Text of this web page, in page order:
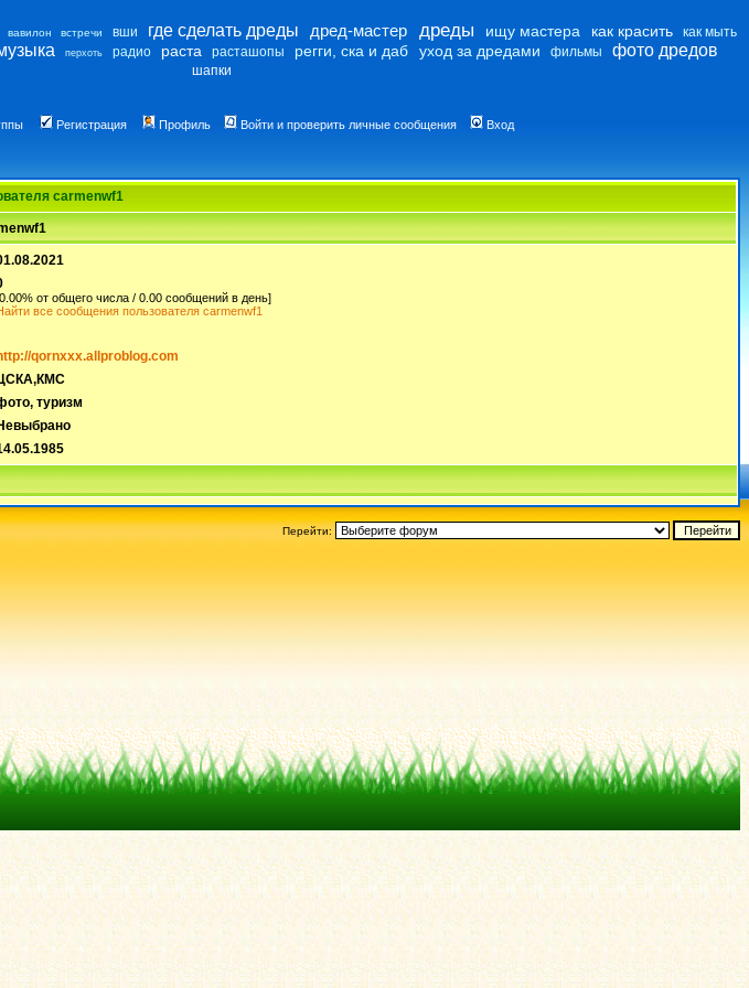
вавилон встречи вши где сделать дреды дред-мастер дреды ищу мастера как красить как мыть
перхоть радио раста расташопы регги, ска и даб уход за дредами фильмы фото дредов
шапки
Регистрация Профиль Войти и проверить личные сообщения Вход
carmenwf1
от общего числа / 0.00 сообщений в день]
все сообщения пользователя carmenwf1
qornxxx.allproblog.com
туризм
Перейти: